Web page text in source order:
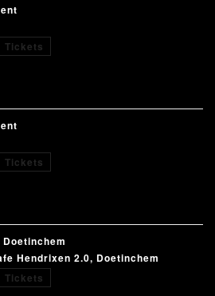
Tickets
Tickets
Hendrixen 2.0, Doetinchem
Tickets